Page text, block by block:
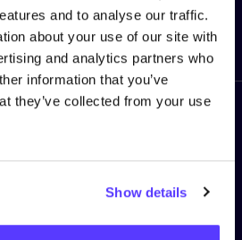
and to analyse our traffic.
about your use of our site with
and analytics partners who
information that you’ve
they’ve collected from your use
Show details